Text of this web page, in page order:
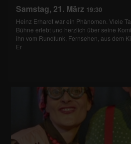
Samstag, 21. März 19:30
Heinz Erhardt war ein Phänomen. Viele
Bühne erlebt und herzlich über seine
ihn vom Rundfunk, Fernsehen, aus dem
Er